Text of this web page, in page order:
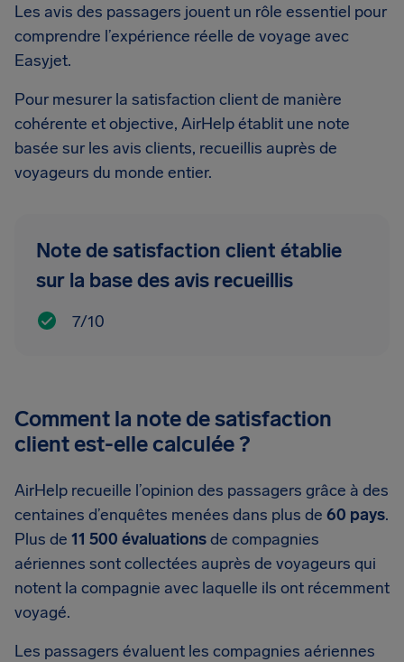
Les avis des passagers jouent un rôle essentiel pour
comprendre l’expérience réelle de voyage avec
Easyjet.
Pour mesurer la satisfaction client de manière
cohérente et objective, AirHelp établit une note
basée sur les avis clients, recueillis auprès de
voyageurs du monde entier.
Note de satisfaction client établie
sur la base des avis recueillis
7/10
Comment la note de satisfaction
client est-elle calculée ?
AirHelp recueille l’opinion des passagers grâce à des
centaines d’enquêtes menées dans plus de 60 pays.
Plus de 11 500 évaluationsde compagnies
aériennes sont collectées auprès de voyageurs qui
notent la compagnie avec laquelle ils ont récemment
voyagé.
Les passagers évaluent les compagnies aériennes